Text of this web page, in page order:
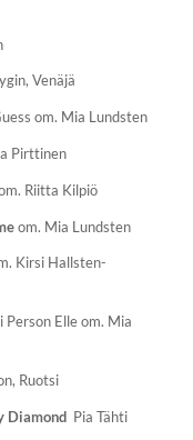
Venäjä
om. Mia Lundsten
Pirttinen
Riitta Kilpiö
om. Mia Lundsten
Kirsi Hallsten-
Person Elle om. Mia
Ruotsi
DiamondPia Tähti